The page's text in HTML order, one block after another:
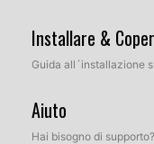
Installare &
Guida all´installazione
Aiuto
Hai bisogno di